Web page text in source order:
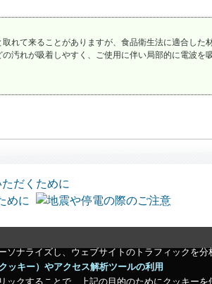
れて来ることがありますが、食品衛生法に適合した
汚れが吸着しやすく、ご使用に伴い局部的に電波を
ナライズし、ウェブサイトのトラフィックを分
ッキー）やアクセス解析ツールの利用
クすることで、上記の目的のためにクッキーを